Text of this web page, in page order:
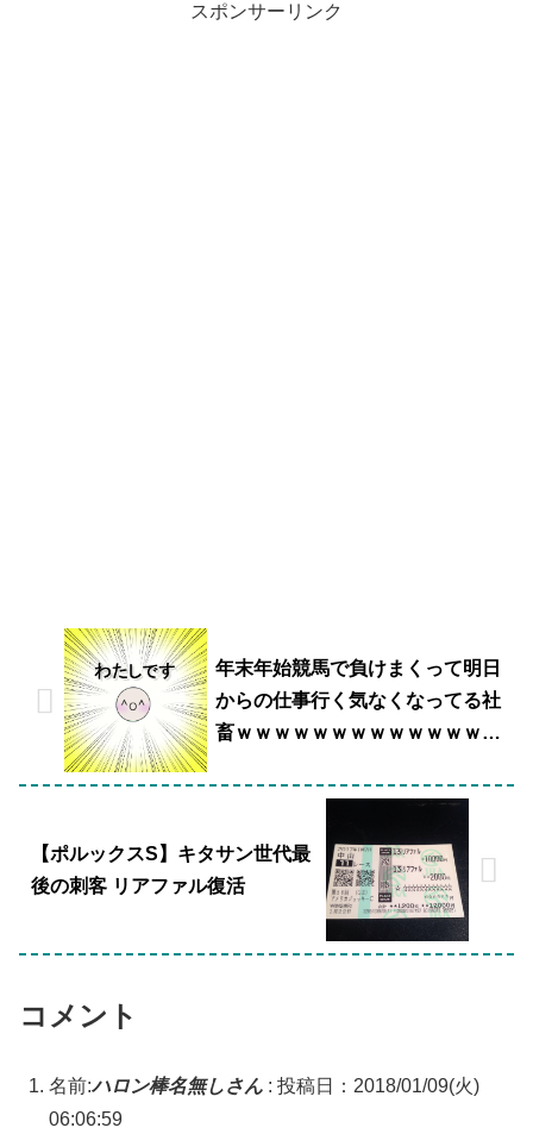
スポンサーリンク
年末年始競馬で負けまくって明日
からの仕事行く気なくなってる社
畜ｗｗｗｗｗｗｗｗｗｗｗｗｗｗ
【ポルックスS】キタサン世代最
後の刺客 リアファル復活
コメント
名前:ハロン棒名無しさん : 投稿日：2018/01/09(火)
06:06:59